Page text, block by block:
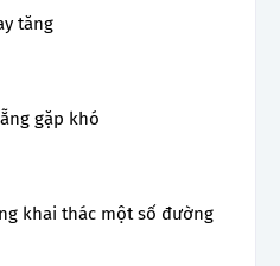
tăng
gặp khó
khai thác một số đường